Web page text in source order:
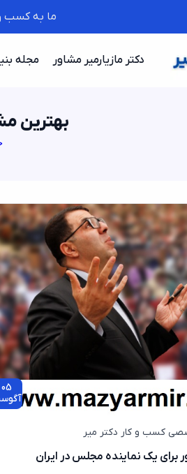
ما به کسب
دکتر مازیارمیر مشاور مجله
بهترین
05
کسب و کار دکتر میر
برای یک نماینده مجلس در ایران